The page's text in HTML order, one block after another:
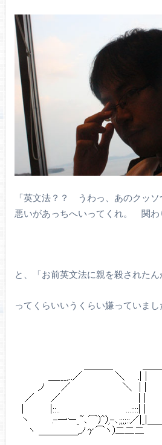
「英文法？？ うわっ、あのクッ
悪いがあっちへいってくれ。 関わ
と、「お前英文法に親を殺されたん
ってくらいいうくらい嫌っていまし